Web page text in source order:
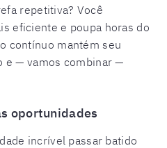
repetitiva? Você
eficiente e poupa horas do
contínuo mantém seu
e — vamos combinar —
oportunidades
incrível passar batido